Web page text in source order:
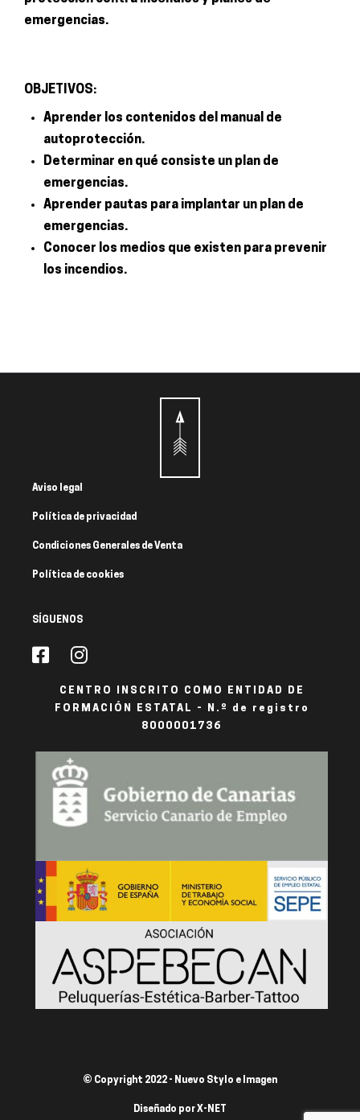
emergencias.
OBJETIVOS:
Aprender los contenidos del manual de
autoprotección.
Determinar en qué consiste un plan de
emergencias.
Aprender pautas para implantar un plan de
emergencias.
Conocer los medios que existen para prevenir
los incendios.
Aviso legal
Política de privacidad
Condiciones Generales de Venta
Política de cookies
SÍGUENOS
CENTRO INSCRITO COMO ENTIDAD DE
FORMACIÓN ESTATAL - N.º de registro
8000001736
© Copyright 2022 - Nuevo Stylo e Imagen
Diseñado porX-NET